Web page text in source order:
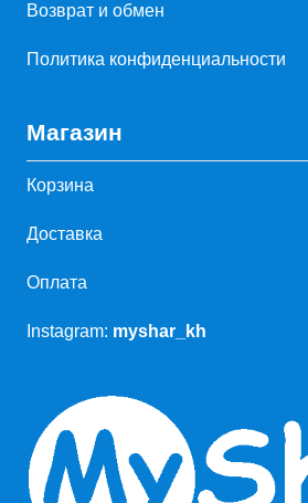
Возврат и обмен
Политика конфиденциальности
Магазин
Корзина
Доставка
Оплата
Instagram: myshar_kh